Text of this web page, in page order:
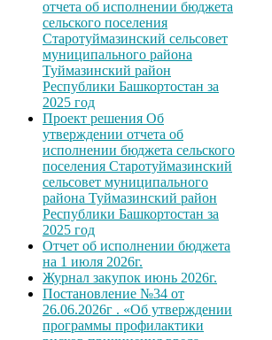
отчета об исполнении бюджета
сельского поселения
Старотуймазинский сельсовет
муниципального района
Туймазинский район
Республики Башкортостан за
2025 год
Проект решения Об
утверждении отчета об
исполнении бюджета сельского
поселения Старотуймазинский
сельсовет муниципального
района Туймазинский район
Республики Башкортостан за
2025 год
Отчет об исполнении бюджета
на 1 июля 2026г.
Журнал закупок июнь 2026г.
Постановление №34 от
26.06.2026г . «Об утверждении
программы профилактики